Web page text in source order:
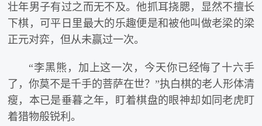
壮年男子有过之而无不及。他抓耳挠腮，显然不擅长
下棋，可平日里最大的乐趣便是和被他叫做老梁的梁
正元对弈，但从未赢过一次。
“李黑熊，加上这一次，今天你已经悔了十六手
了，你莫不是千手的菩萨在世？”执白棋的老人形体清
瘦，本已是垂暮之年，盯着棋盘的眼神却如同老虎盯
着猎物般锐利。